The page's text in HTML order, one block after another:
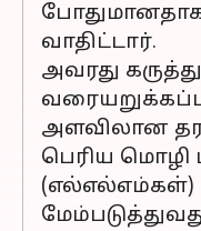
வாதிட்டார்.
அவரது
அளவிலான
பெரிய மொழி
(எல்எல்எம்கள்)